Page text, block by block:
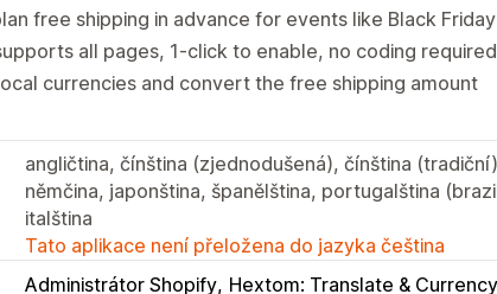
free shipping in advance for events like Black Friday
all pages, 1-click to enable, no coding required
currencies and convert the free shipping amount
angličtina, čínština (zjednodušená), čínština
němčina, japonština, španělština, portugalština
italština
Tato aplikace není přeložena do jazyka čeština
Administrátor Shopify Hextom: Translate & Currency